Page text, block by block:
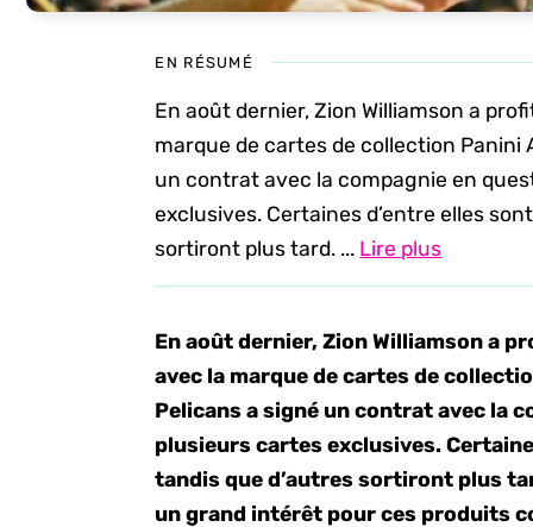
EN RÉSUMÉ
En août dernier, Zion Williamson a
marque de cartes de collection Panini
un contrat avec la compagnie en
exclusives. Certaines d’entre elles
sortiront plus tard. ... Lire plus
En août dernier, Zion Williamson a
avec la marque de cartes de
Pelicans a signé un contrat avec la
plusieurs cartes exclusives.
tandis que d’autres sortiront plus
un grand intérêt pour ces produits